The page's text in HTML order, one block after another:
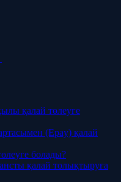
қалай төлеуге
(Epay) қалай
болады?
қалай толықтыруға